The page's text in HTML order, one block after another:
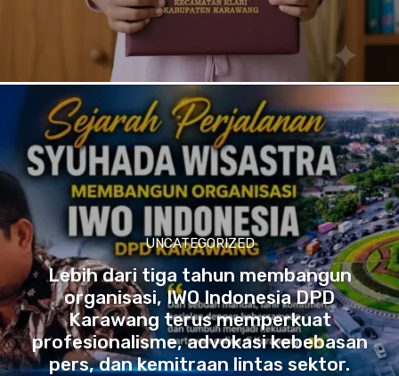
UNCATEGORIZED
Lebih dari tiga tahun membangun
organisasi, IWO Indonesia DPD
Karawang terus memperkuat
profesionalisme, advokasi kebebasan
pers, dan kemitraan lintas sektor.